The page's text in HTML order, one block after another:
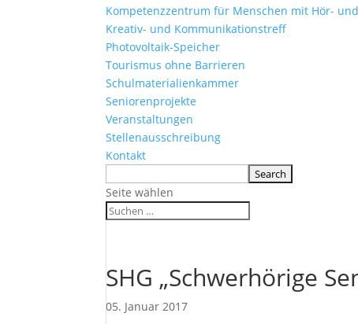
Kompetenzzentrum für Menschen mit Hör-
Kreativ- und Kommunikationstreff
Photovoltaik-Speicher
Tourismus ohne Barrieren
Schulmaterialienkammer
Seniorenprojekte
Veranstaltungen
Stellenausschreibung
Kontakt
Seite wählen
SHG „Schwerhörige
05. Januar 2017